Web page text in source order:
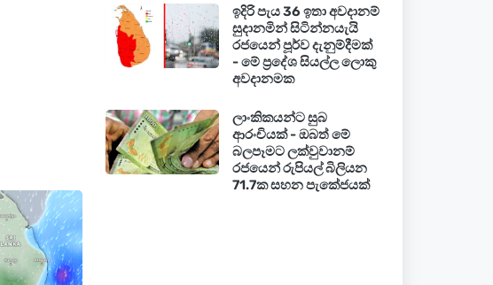
ඉදිරි පැය 36 ඉතා අවදානම්
සුදානමින් සිටින්නයැයි
රජයෙන් පූර්ව දැනුම්දීමක්
- මේ ප්‍රදේශ සියල්ල ලොකු
අවදානමක
ලාංකිකයන්ට සුබ
ආරංචියක් - ඔබත් මේ
බලපෑමට ලක්වුවානම්
රජයෙන් රුපියල් බිලියන
71.7ක සහන පැකේජයක්